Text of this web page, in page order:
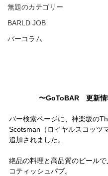
無題のカテゴリー
BARLD JOB
バーコラム
〜GoToBAR　更新情
バー検索ページに、神楽坂の
Scotsman（ロイヤルスコッツ
追加されました。
絶品の料理と高品質のビールで
コティッシュパブ。